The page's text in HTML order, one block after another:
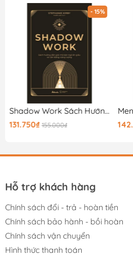
- 15%
Shadow Work Sách Hướng Dẫn Giải Mã Bản Ngã Ẩn Giấu Và Cân Bằng Năng Lượng
131.750₫ 155.000₫
Hỗ trợ khách hàng
Chính sách đổi - trả - hoàn tiền
Chính sách bảo hành - bồi hoàn
Chính sách vận chuyển
Hình thức thanh toán